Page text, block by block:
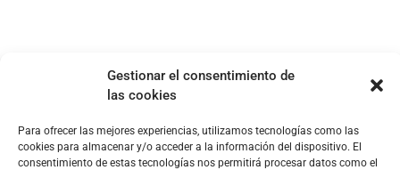
Gestionar el consentimiento de
las cookies
Para ofrecer las mejores experiencias, utilizamos tecnologías como las
cookies para almacenar y/o acceder a la información del dispositivo. El
consentimiento de estas tecnologías nos permitirá procesar datos como el